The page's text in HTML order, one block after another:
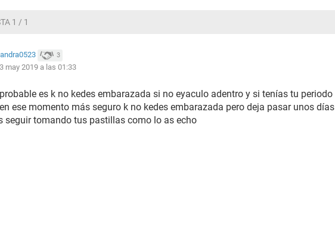
1 / 1
3
may 2019 a las 01:33
es k no kedes embarazada si no eyaculo adentro y si tenías tu periodo
ese momento más seguro k no kedes embarazada pero deja pasar unos días
seguir tomando tus pastillas como lo as echo